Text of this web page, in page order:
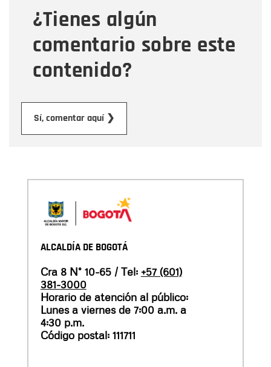
¿Tienes algún
comentario sobre este
contenido?
Sí, comentar aquí ❯
Mensaje
ALCALDÍA DE BOGOTÁ
Cra 8 N° 10-65 / Tel: +57 (601)
381-3000
Horario de atención al público:
Lunes a viernes de 7:00 a.m. a
4:30 p.m.
Código postal: 111711